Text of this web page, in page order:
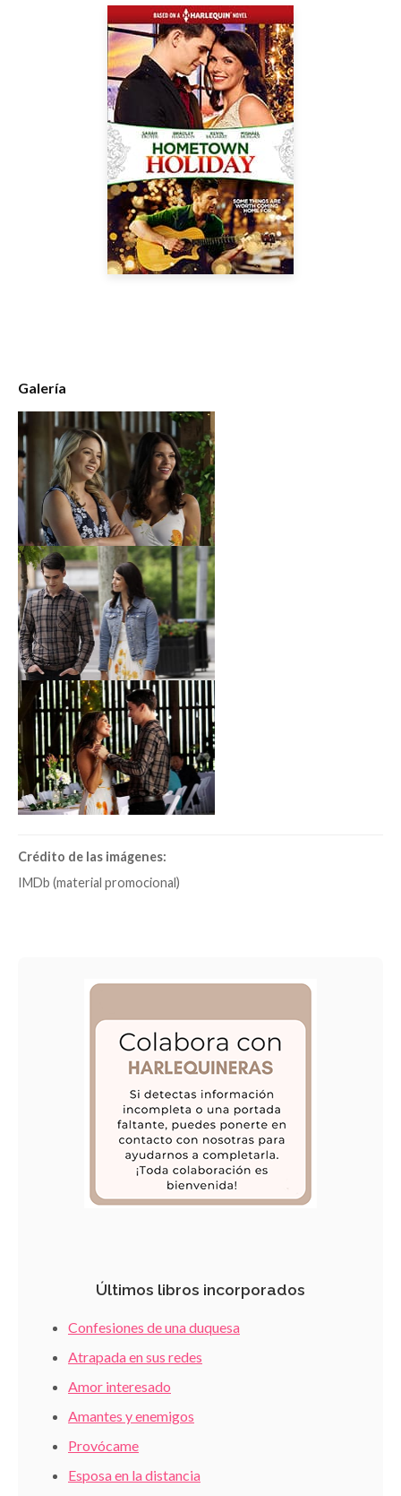
Galería
Crédito de las imágenes:
IMDb (material promocional)
Últimos libros incorporados
Confesiones de una duquesa
Atrapada en sus redes
Amor interesado
Amantes y enemigos
Provócame
Esposa en la distancia